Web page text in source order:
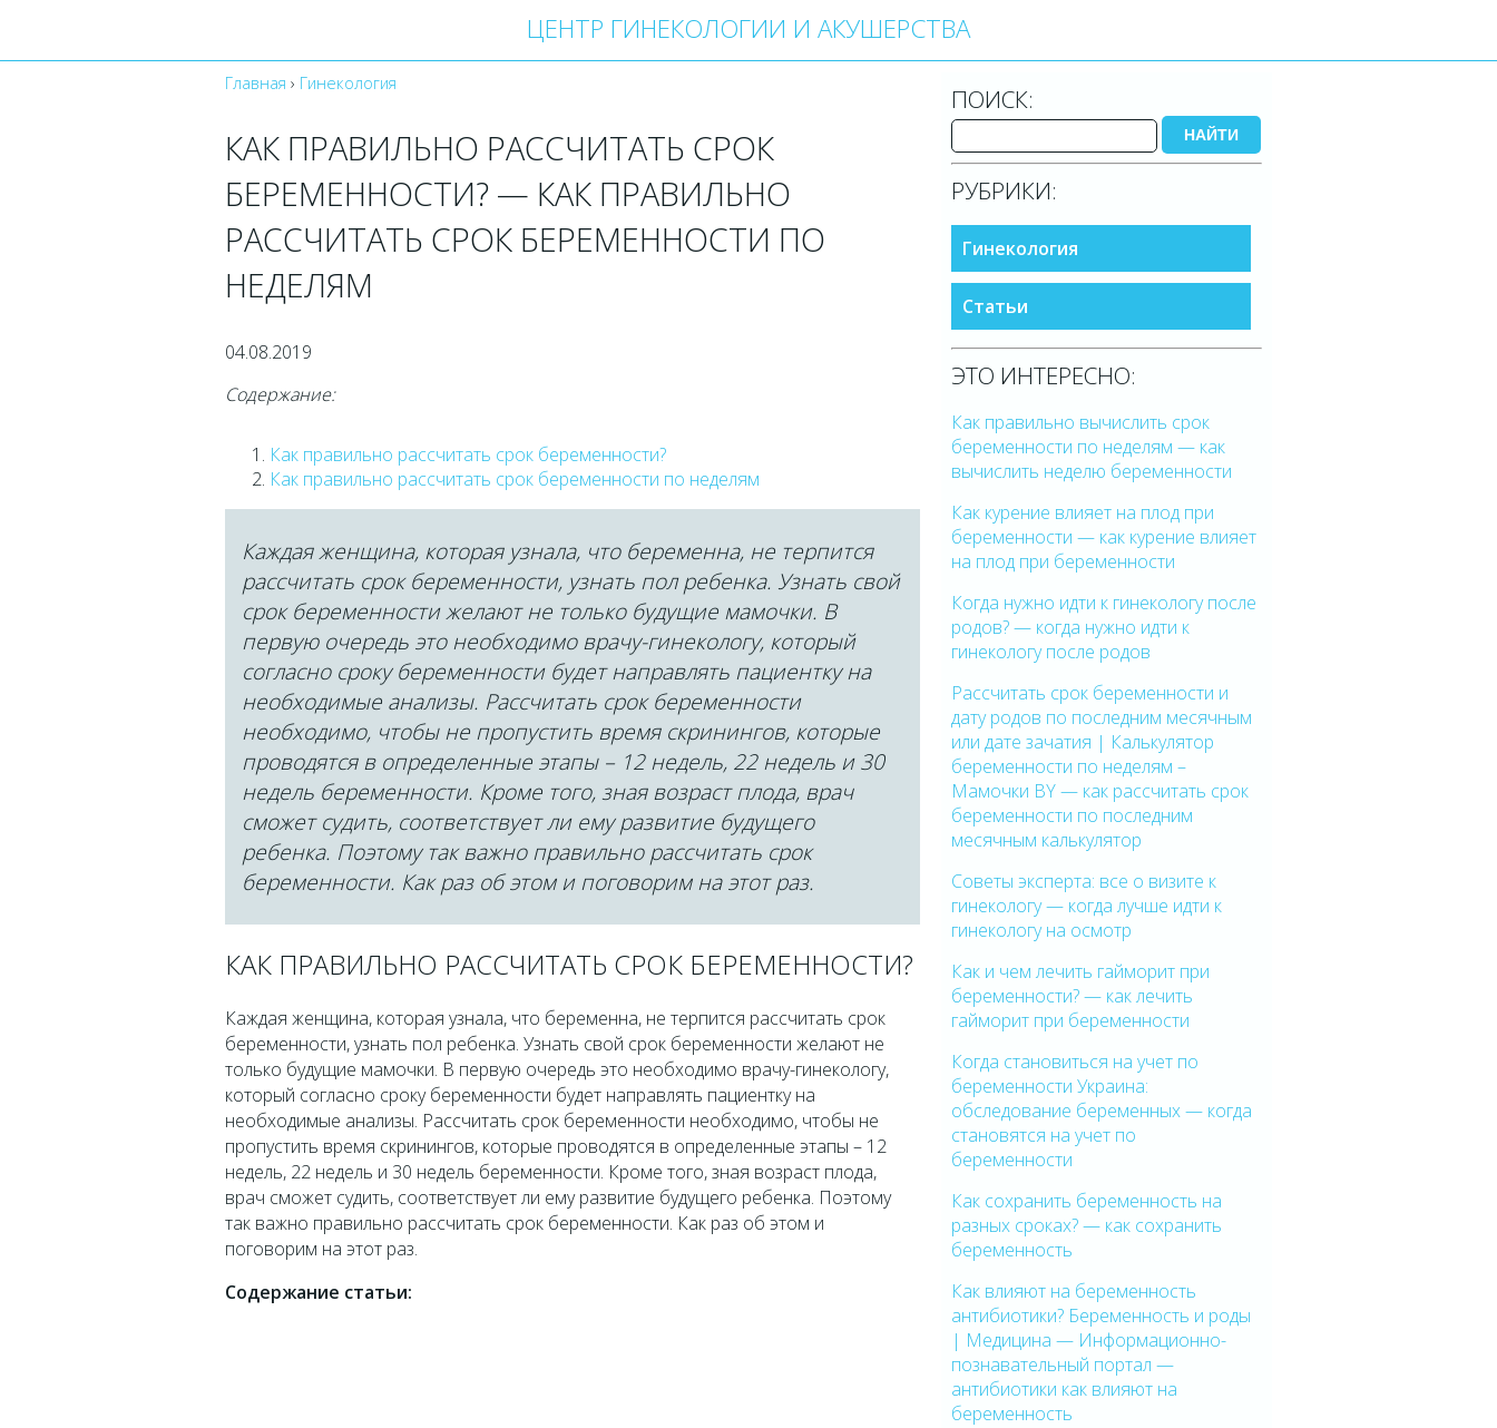
ЦЕНТР ГИНЕКОЛОГИИ И АКУШЕРСТВА
Главная › Гинекология
КАК ПРАВИЛЬНО РАССЧИТАТЬ СРОК
БЕРЕМЕННОСТИ? — КАК ПРАВИЛЬНО
РАССЧИТАТЬ СРОК БЕРЕМЕННОСТИ ПО
НЕДЕЛЯМ
04.08.2019
Содержание:
Как правильно рассчитать срок беременности?
Как правильно рассчитать срок беременности по неделям
Каждая женщина, которая узнала, что беременна, не терпится
рассчитать срок беременности, узнать пол ребенка. Узнать свой
срок беременности желают не только будущие мамочки. В
первую очередь это необходимо врачу-гинекологу, который
согласно сроку беременности будет направлять пациентку на
необходимые анализы. Рассчитать срок беременности
необходимо, чтобы не пропустить время скринингов, которые
проводятся в определенные этапы – 12 недель, 22 недель и 30
недель беременности. Кроме того, зная возраст плода, врач
сможет судить, соответствует ли ему развитие будущего
ребенка. Поэтому так важно правильно рассчитать срок
беременности. Как раз об этом и поговорим на этот раз.
КАК ПРАВИЛЬНО РАССЧИТАТЬ СРОК БЕРЕМЕННОСТИ?
Каждая женщина, которая узнала, что беременна, не терпится рассчитать срок
беременности, узнать пол ребенка. Узнать свой срок беременности желают не
только будущие мамочки. В первую очередь это необходимо врачу-гинекологу,
который согласно сроку беременности будет направлять пациентку на
необходимые анализы. Рассчитать срок беременности необходимо, чтобы не
пропустить время скринингов, которые проводятся в определенные этапы – 12
недель, 22 недель и 30 недель беременности. Кроме того, зная возраст плода,
врач сможет судить, соответствует ли ему развитие будущего ребенка. Поэтому
так важно правильно рассчитать срок беременности. Как раз об этом и
поговорим на этот раз.
Содержание статьи:
ПОИСК:
НАЙТИ
РУБРИКИ:
Гинекология
Статьи
ЭТО ИНТЕРЕСНО:
Как правильно вычислить срок
беременности по неделям — как
вычислить неделю беременности
Как курение влияет на плод при
беременности — как курение влияет
на плод при беременности
Когда нужно идти к гинекологу после
родов? — когда нужно идти к
гинекологу после родов
Рассчитать срок беременности и
дату родов по последним месячным
или дате зачатия | Калькулятор
беременности по неделям –
Мамочки BY — как рассчитать срок
беременности по последним
месячным калькулятор
Советы эксперта: все о визите к
гинекологу — когда лучше идти к
гинекологу на осмотр
Как и чем лечить гайморит при
беременности? — как лечить
гайморит при беременности
Когда становиться на учет по
беременности Украина:
обследование беременных — когда
становятся на учет по
беременности
Как сохранить беременность на
разных сроках? — как сохранить
беременность
Как влияют на беременность
антибиотики? Беременность и роды
| Медицина — Информационно-
познавательный портал —
антибиотики как влияют на
беременность